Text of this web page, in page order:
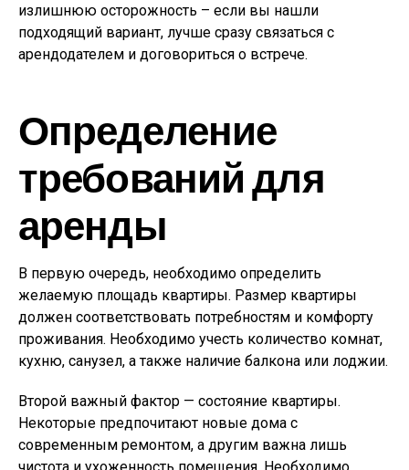
излишнюю осторожность – если вы нашли
подходящий вариант, лучше сразу связаться с
арендодателем и договориться о встрече.
Определение
требований для
аренды
В первую очередь, необходимо определить
желаемую площадь квартиры. Размер квартиры
должен соответствовать потребностям и комфорту
проживания. Необходимо учесть количество комнат,
кухню, санузел, а также наличие балкона или лоджии.
Второй важный фактор — состояние квартиры.
Некоторые предпочитают новые дома с
современным ремонтом, а другим важна лишь